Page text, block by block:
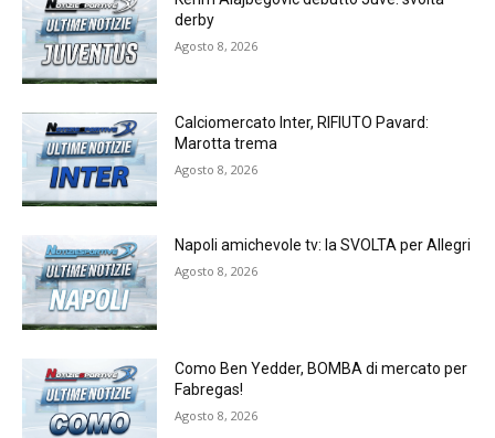
derby
Agosto 8, 2026
Calciomercato Inter, RIFIUTO Pavard:
Marotta trema
Agosto 8, 2026
Napoli amichevole tv: la SVOLTA per Allegri
Agosto 8, 2026
Como Ben Yedder, BOMBA di mercato per
Fabregas!
Agosto 8, 2026